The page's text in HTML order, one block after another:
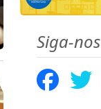
Siga-nos